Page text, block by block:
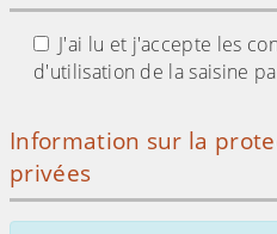
J'ai lu et j'accepte les
d'utilisation de la saisine
Information sur la
privées